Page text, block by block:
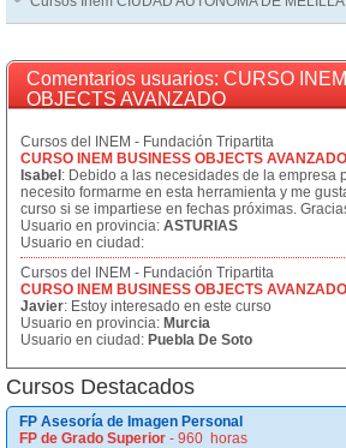
Comentarios usuarios: CURSO
OBJECTS AVANZADO
Cursos del INEM - Fundación Tripartita
CURSO INEM BUSINESS OBJECTS AVANZADO
Isabel : Debido a las necesidades de la empresa
necesito formarme en esta herramienta y me
curso si se impartiese en fechas próximas.
Usuario en provincia: ASTURIAS
Usuario en ciudad:
Cursos del INEM - Fundación Tripartita
CURSO INEM BUSINESS OBJECTS AVANZADO
Javier: Estoy interesado en este curso
Usuario en provincia: Murcia
Usuario en ciudad: Puebla De Soto
Cursos Destacados
FP Asesoría de Imagen Personal
FP de Grado Superior - 960 horas